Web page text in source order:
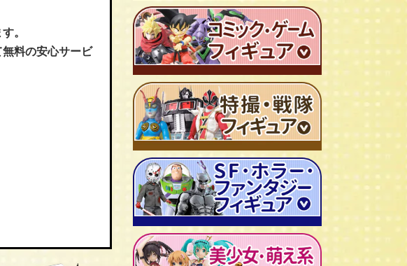
。
料の安心サービ
超合金・DX超合金
ソフビ
広告ノベルティグッズ
ジャンボマシンダー
キャラクター消しゴム
ビックリマンシール
ダイアクロン
変身サイボーグ
昭和レトロなミニカー
ミクロマン
レトロプラモデル
ワンピース/ONE PIECE
聖闘士聖矢
キン肉マン
ドラゴンボール
北斗の拳
ルパン三世
鉄人28号
仮面ライダー
ゴジラ
人造人間キカイダー